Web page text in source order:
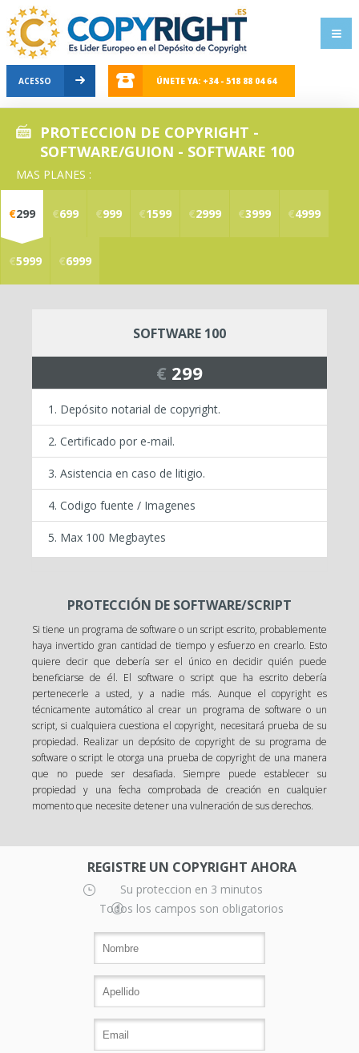
ACESSO ÚNETE YA: +34 - 518 88 04 64
PROTECCION DE COPYRIGHT -
SOFTWARE/GUION - SOFTWARE 100
MAS PLANES :
€299 €699 €999 €1599 €2999 €3999 €4999
€5999 €6999
SOFTWARE 100
€ 299
Depósito notarial de copyright.
Certificado por e-mail.
Asistencia en caso de litigio.
Codigo fuente / Imagenes
Max 100 Megbaytes
PROTECCIÓN DE SOFTWARE/SCRIPT
Si tiene un programa de software o un script escrito, probablemente
haya invertido gran cantidad de tiempo y esfuerzo en crearlo. Esto
quiere decir que debería ser el único en decidir quién puede
beneficiarse de él. El software o script que ha escrito debería
pertenecerle a usted, y a nadie más. Aunque el copyright es
técnicamente automático al crear un programa de software o un
script, si cualquiera cuestiona el copyright, necesitará prueba de su
propiedad. Realizar un depósito de copyright de su programa de
software o script le otorga una prueba de copyright de una manera
que no puede ser desafiada. Siempre puede establecer su
propiedad y una fecha comprobada de creación en cualquier
momento que necesite detener una vulneración de sus derechos.
REGISTRE UN COPYRIGHT AHORA
Su proteccion en 3 minutos
Todos los campos son obligatorios